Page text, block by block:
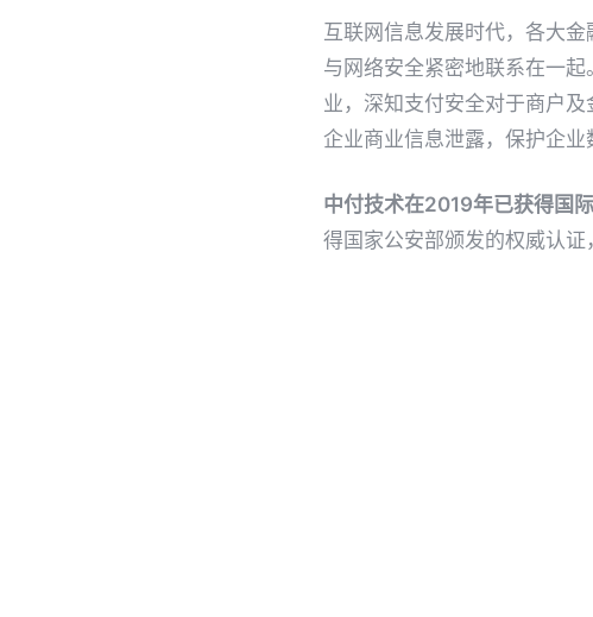
互联网信息发展时代，各大
与网络安全紧密地联系在一
业，深知支付安全对于商户
企业商业信息泄露，保护企业
中付技术在2019年已获得国
得国家公安部颁发的权威认